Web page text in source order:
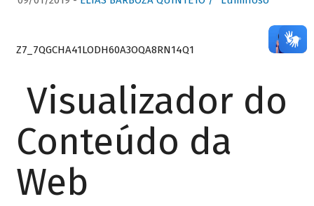
Z7_7QGCHA41LODH60A3OQA8RN14Q1
Visualizador do
Conteúdo da
Web